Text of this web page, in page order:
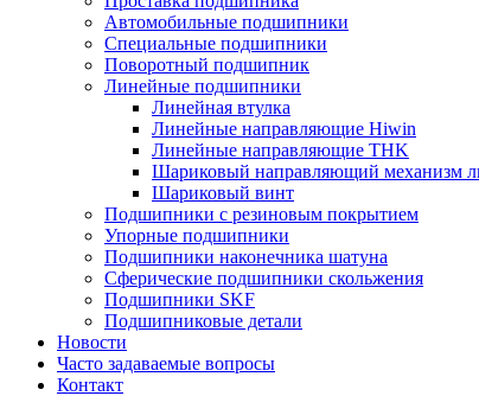
Автомобильные подшипники
Специальные подшипники
Поворотный подшипник
Линейные подшипники
Линейная втулка
Линейные направляющие Hiwin
Линейные направляющие THK
Шариковый направляющий механизм
Шариковый винт
Подшипники с резиновым покрытием
Упорные подшипники
Подшипники наконечника шатуна
Сферические подшипники скольжения
Подшипники SKF
Подшипниковые детали
Новости
Часто задаваемые вопросы
Контакт